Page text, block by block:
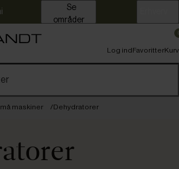
områder
Log indFavoritterKurv
maskiner Dehydratorer